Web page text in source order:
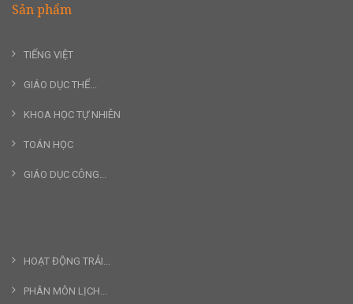
Sản phẩm
TIẾNG VIỆT
GIÁO DỤC THỂ...
KHOA HỌC TỰ NHIÊN
TOÁN HỌC
GIÁO DỤC CÔNG...
HOẠT ĐỘNG TRẢI...
PHÂN MÔN LỊCH...